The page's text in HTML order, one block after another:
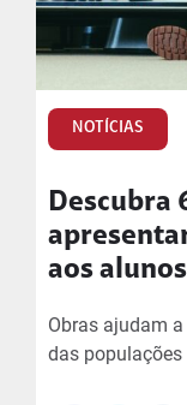
NOTÍCIAS
Descubra
aos alunos
Obras ajudam
das